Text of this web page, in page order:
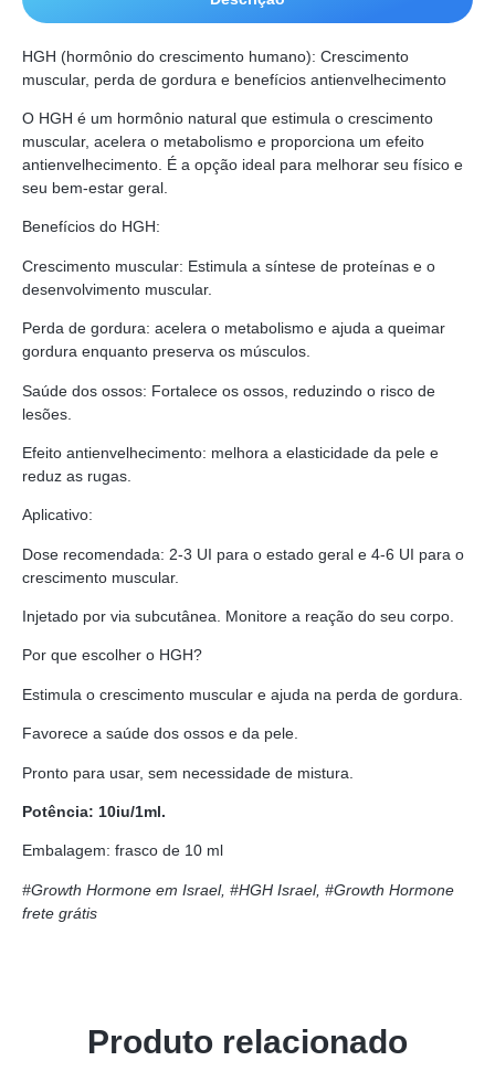
HGH (hormônio do crescimento humano): Crescimento
muscular, perda de gordura e benefícios antienvelhecimento
O HGH é um hormônio natural que estimula o crescimento
muscular, acelera o metabolismo e proporciona um efeito
antienvelhecimento. É a opção ideal para melhorar seu físico e
seu bem-estar geral.
Benefícios do HGH:
Crescimento muscular: Estimula a síntese de proteínas e o
desenvolvimento muscular.
Perda de gordura: acelera o metabolismo e ajuda a queimar
gordura enquanto preserva os músculos.
Saúde dos ossos: Fortalece os ossos, reduzindo o risco de
lesões.
Efeito antienvelhecimento: melhora a elasticidade da pele e
reduz as rugas.
Aplicativo:
Dose recomendada: 2-3 UI para o estado geral e 4-6 UI para o
crescimento muscular.
Injetado por via subcutânea. Monitore a reação do seu corpo.
Por que escolher o HGH?
Estimula o crescimento muscular e ajuda na perda de gordura.
Favorece a saúde dos ossos e da pele.
Pronto para usar, sem necessidade de mistura.
Potência: 10iu/1ml.
Embalagem: frasco de 10 ml
#Growth Hormone em Israel, #HGH Israel, #Growth Hormone
frete grátis
Produto relacionado